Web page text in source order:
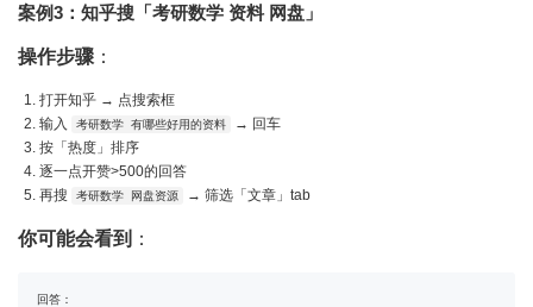
案例3：知乎搜「考研数学 资料 网盘」
操作步骤 ：
打开知乎 → 点搜索框
输入
考研数学 有哪些好用的资料
→ 回车
按「热度」排序
逐一点开赞>500的回答
再搜
考研数学 网盘资源 → 筛选「文章」tab
你可能会看到 ：
回答：